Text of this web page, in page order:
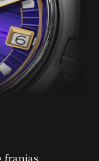
franjas